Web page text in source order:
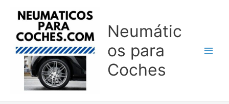
Neumátic
os para
Coches